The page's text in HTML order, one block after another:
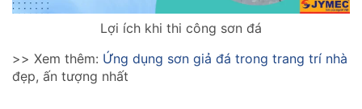
Lợi ích khi thi công sơn đá
>> Xem thêm: Ứng dụng sơn giả đá trong trang trí nhà
đẹp, ấn tượng nhất